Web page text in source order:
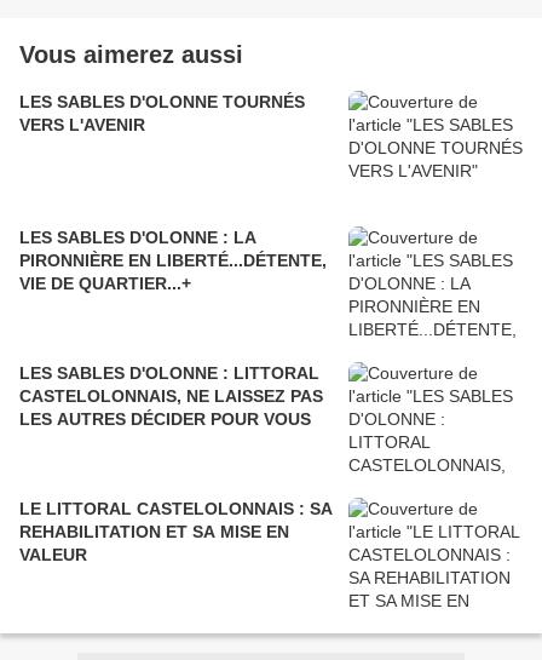
Vous aimerez aussi
LES SABLES D'OLONNE TOURNÉS
VERS L'AVENIR
LES SABLES D'OLONNE : LA
PIRONNIÈRE EN LIBERTÉ...DÉTENTE,
VIE DE QUARTIER...+
LES SABLES D'OLONNE : LITTORAL
CASTELOLONNAIS, NE LAISSEZ PAS
LES AUTRES DÉCIDER POUR VOUS
LE LITTORAL CASTELOLONNAIS : SA
REHABILITATION ET SA MISE EN
VALEUR